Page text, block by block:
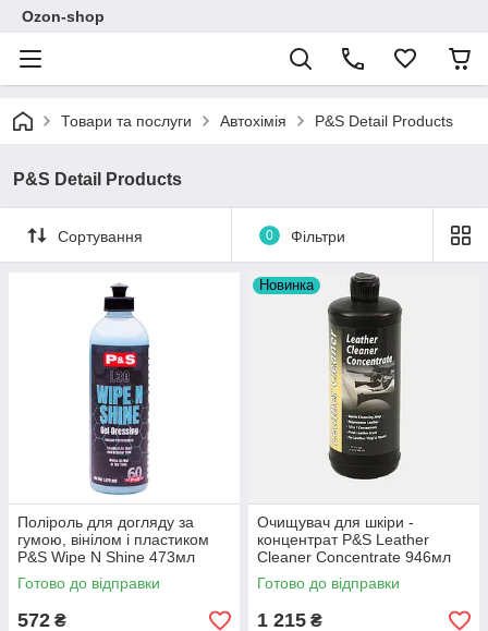
Ozon-shop
Товари та послуги Автохімія P&S Detail Products
P&S Detail Products
Сортування 0 Фільтри
Поліроль для догляду за
гумою, вінілом і пластиком
P&S Wipe N Shine 473мл
214611
Готово до відправки
572 ₴
Новинка
Очищувач для шкіри -
концентрат P&S Leather
Cleaner Concentrate 946мл
214587
Готово до відправки
1 215 ₴